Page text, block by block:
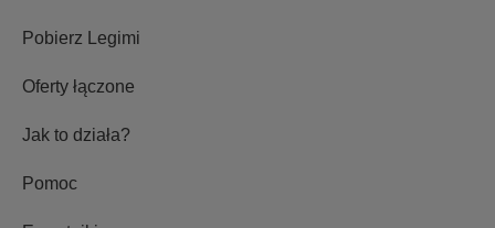
Pobierz Legimi
Oferty łączone
Jak to działa?
Pomoc